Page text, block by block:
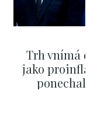
Trh vnímá
jako
ponechali